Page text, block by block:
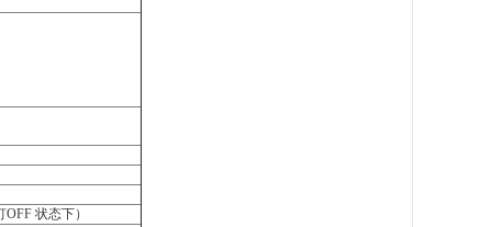
OFF 状态下）